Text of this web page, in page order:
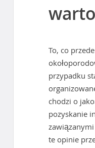
To, co
przypadku
chodzi o
pozyskanie
te opinie